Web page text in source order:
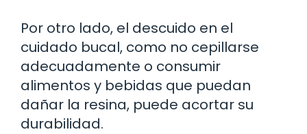
Por otro lado, el descuido en el
cuidado bucal, como no cepillarse
adecuadamente o consumir
alimentos y bebidas que puedan
dañar la resina, puede acortar su
durabilidad.